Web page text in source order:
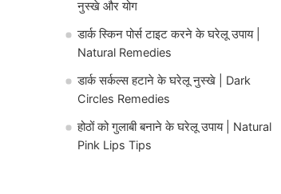
नुस्खे और योग
डार्क स्किन पोर्स टाइट करने के घरेलू उपाय |
Natural Remedies
डार्क सर्कल्स हटाने के घरेलू नुस्खे | Dark
Circles Remedies
होठों को गुलाबी बनाने के घरेलू उपाय | Natural
Pink Lips Tips